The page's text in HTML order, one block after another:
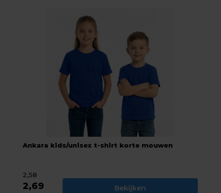
Ankara kids/unisex t-shirt korte mouwen
2,58
2,69 Bekijken